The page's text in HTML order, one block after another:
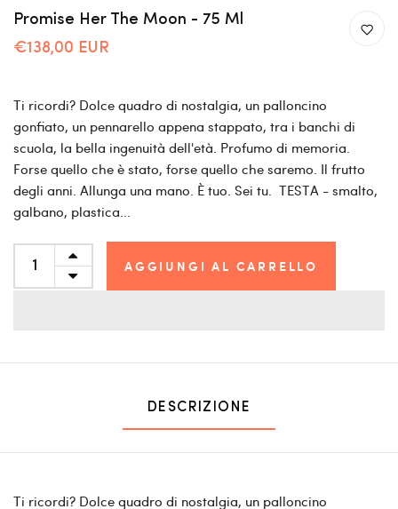
Promise Her The Moon - 75 Ml
€138,00 EUR
Ti ricordi? Dolce quadro di nostalgia, un palloncino
gonfiato, un pennarello appena stappato, tra i banchi di
scuola, la bella ingenuità dell'età. Profumo di memoria.
Forse quello che è stato, forse quello che saremo. Il frutto
degli anni. Allunga una mano. È tuo. Sei tu. TESTA - smalto,
galbano, plastica...
AGGIUNGI AL CARRELLO
DESCRIZIONE
Ti ricordi? Dolce quadro di nostalgia, un palloncino